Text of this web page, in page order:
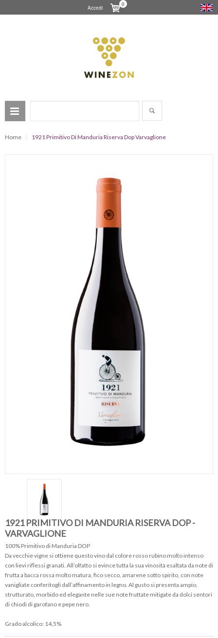
Accedi
0
Home 1921 Primitivo Di Manduria Riserva Dop Varvaglione
1921 PRIMITIVO DI MANDURIA RISERVA DOP -
VARVAGLIONE
100% Primitivo di Manduria DOP
​Da vecchie vigne si ottiene questo vino dal colore rosso rubino molto intenso
con lievi riflessi granati. All’olfatto si evince tutta la sua vinosità esaltata da note di
frutta a bacca rossa molto matura, fico secco, amarene sotto spirito, con note
vanigliate conferitogli dall’affinamento in legno. Al gusto si presenta ampio,
strutturato, morbido ed elegante nelle sue note fruttate mitigate da dolci sentori
di chiodi di garofano e pepe nero.
Grado alcolico: 14,5%